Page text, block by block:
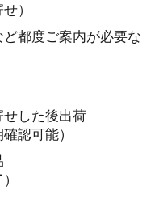
）
都度ご案内が必要な
せした後出荷
認可能）